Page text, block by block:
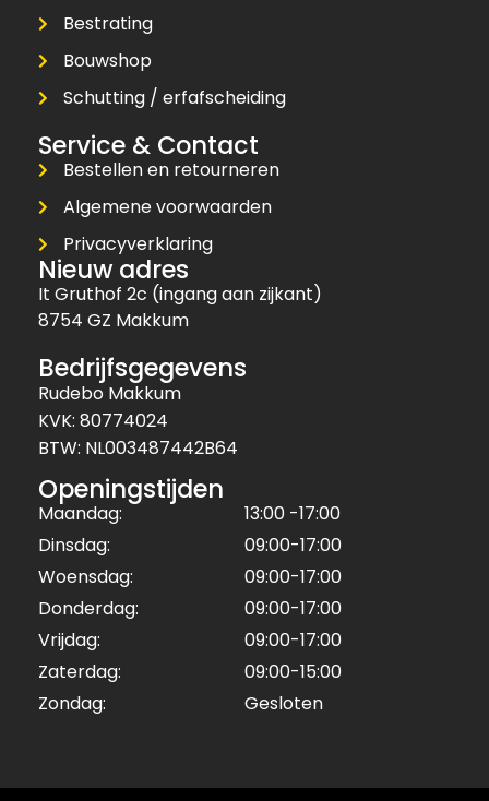
Bestrating
Bouwshop
Schutting / erfafscheiding
Service & Contact
Bestellen en retourneren
Algemene voorwaarden
Privacyverklaring
Nieuw adres
It Gruthof 2c (ingang aan zijkant)
8754 GZ Makkum
Bedrijfsgegevens
Rudebo Makkum
KVK: 80774024
BTW: NL003487442B64
Openingstijden
Maandag:
13:00 -17:00
Dinsdag:
09:00-17:00
Woensdag:
09:00-17:00
Donderdag:
09:00-17:00
Vrijdag:
09:00-17:00
Zaterdag:
09:00-15:00
Zondag:
Gesloten